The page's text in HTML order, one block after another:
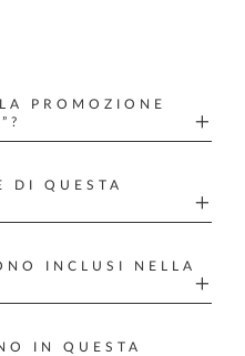
PROMOZIONE
aggiuntivi di
di 12.
DI QUESTA
Contattaci per
INCLUSI NELLA
IN QUESTA